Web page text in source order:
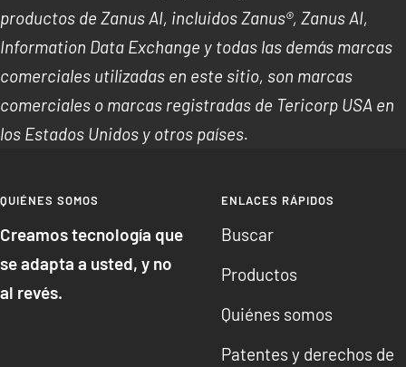
productos de Zanus AI, incluidos Zanus®, Zanus AI,
Information Data Exchange y todas las demás marcas
comerciales utilizadas en este sitio, son marcas
comerciales o marcas registradas de Tericorp USA en
los Estados Unidos y otros países.
QUIÉNES SOMOS
Creamos tecnología que
se adapta a usted, y no
al revés.
ENLACES RÁPIDOS
Buscar
Productos
Quiénes somos
Patentes y derechos de